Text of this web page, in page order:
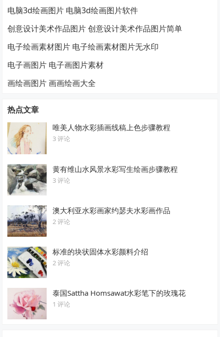
电脑3d绘画图片 电脑3d绘画图片软件
创意设计美术作品图片 创意设计美术作品图片简单
电子绘画素材图片 电子绘画素材图片无水印
电子画图片 电子画图片素材
画绘画图片 画画绘画大全
热点文章
唯美人物水彩插画线稿上色步骤教程
3 评论
黄有维山水风景水彩写生绘画步骤教程
3 评论
澳大利亚水彩画家约瑟夫水彩画作品
2 评论
标准的块状固体水彩颜料介绍
2 评论
泰国Sattha Homsawat水彩笔下的玫瑰花
1 评论